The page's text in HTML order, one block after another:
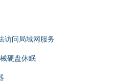
访问局域网服务
硬盘休眠